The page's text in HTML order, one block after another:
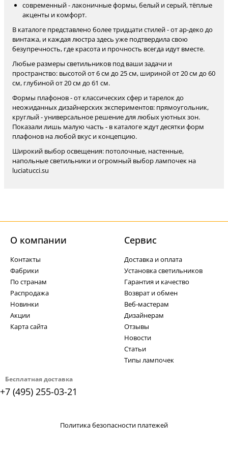
современный - лаконичные формы, белый и серый, тёплые
акценты и комфорт.
В каталоге представлено более тридцати стилей - от ар-деко до
винтажа, и каждая люстра здесь уже подтвердила свою
безупречность, где красота и прочность всегда идут вместе.
Любые размеры светильников под ваши задачи и
пространство: высотой от 6 см до 25 см, шириной от 20 см до 60
см, глубиной от 20 см до 61 см.
Формы плафонов - от классических сфер и тарелок до
неожиданных дизайнерских экспериментов: прямоугольник,
круглый - универсальное решение для любых уютных зон.
Показали лишь малую часть - в каталоге ждут десятки форм
плафонов на любой вкус и концепцию.
Широкий выбор освещения: потолочные, настенные,
напольные светильники и огромный выбор лампочек на
luciatucci.su
Бесплатная доставка
+7 (495) 255-03-21
О компании
Контакты
Фабрики
По странам
Распродажа
Новинки
Акции
Карта сайта
Cервис
Доставка и оплата
Установка светильников
Гарантия и качество
Возврат и обмен
Веб-мастерам
Дизайнерам
Отзывы
Новости
Статьи
Типы лампочек
Политика безопасности платежей